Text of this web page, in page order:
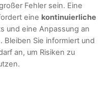
Fehler sein. Eine
eine kontinuierliche
und eine Anpassung an
Sie informiert und
an, um Risiken zu